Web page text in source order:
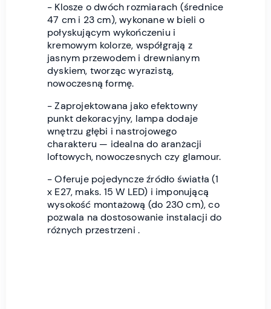
- Klosze o dwóch rozmiarach (średnice
47 cm i 23 cm), wykonane w bieli o
połyskującym wykończeniu i
kremowym kolorze, współgrają z
jasnym przewodem i drewnianym
dyskiem, tworząc wyrazistą,
nowoczesną formę.
- Zaprojektowana jako efektowny
punkt dekoracyjny, lampa dodaje
wnętrzu głębi i nastrojowego
charakteru — idealna do aranżacji
loftowych, nowoczesnych czy glamour.
- Oferuje pojedyncze źródło światła (1
x E27, maks. 15 W LED) i imponującą
wysokość montażową (do 230 cm), co
pozwala na dostosowanie instalacji do
różnych przestrzeni .